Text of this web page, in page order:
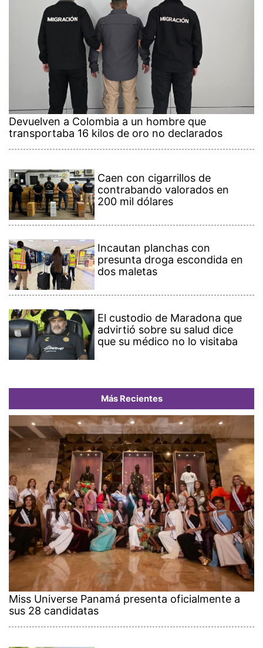
Devuelven a Colombia a un hombre que
transportaba 16 kilos de oro no declarados
Caen con cigarrillos de
contrabando valorados en
200 mil dólares
Incautan planchas con
presunta droga escondida en
dos maletas
El custodio de Maradona que
advirtió sobre su salud dice
que su médico no lo visitaba
Más Recientes
Miss Universe Panamá presenta oficialmente a
sus 28 candidatas